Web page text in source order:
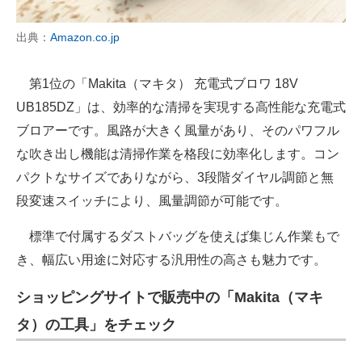
出典： Amazon.co.jp
第1位の「Makita（マキタ） 充電式ブロワ 18V
UB185DZ」は、効率的な清掃を実現する高性能な充電式
ブロアーです。風路が大きく風量があり、そのパワフル
な吹き出し機能は清掃作業を格段に効率化します。コン
パクトなサイズでありながら、3段階ダイヤル調節と無
段変速スイッチにより、風量調節が可能です。
標準で付属するダストバッグを使えば集じん作業もで
き、幅広い用途に対応する汎用性の高さも魅力です。
ショッピングサイトで販売中の「Makita（マキ
タ）の工具」をチェック